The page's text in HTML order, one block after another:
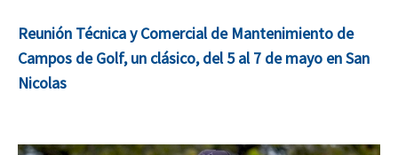
Reunión Técnica y Comercial de Mantenimiento de
Campos de Golf, un clásico, del 5 al 7 de mayo en San
Nicolas